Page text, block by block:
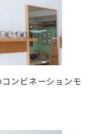
ンビネーションモ